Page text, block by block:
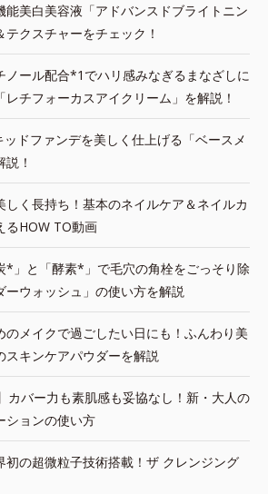
能美白美容液「アドバンスドブライトニン
クスチャーをチェック！
ノール配合*1でハリ感みなぎるまなざしに
チフォーカスアイクリーム」を解説！
ッドファンデを美しく仕上げる「ベースメ
！
しく長持ち！基本のネイルケア＆ネイルカ
るHOW TO動画
*」と「酵素*」で毛穴の角栓をごっそり除
ウォッシュ」の使い方を解説
のメイクで過ごしたい日にも！ふんわり美
スキンケアパウダーを解説
カバー力も素肌感も妥協なし！新・大人の
ションの使い方
初の超微粒子技術搭載！ザ クレンジング